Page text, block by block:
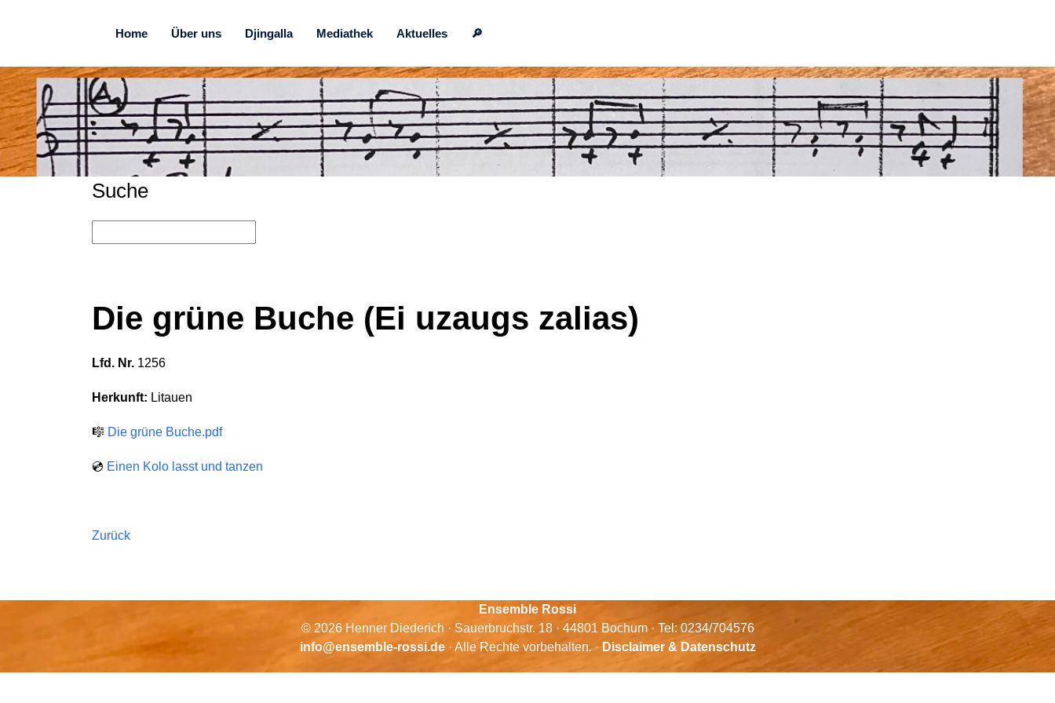
Home Über uns Djingalla Mediathek Aktuelles 🔎
Suche
Die grüne Buche (Ei uzaugs zalias)
Lfd. Nr. 1256
Herkunft: Litauen
🎼 Die grüne Buche.pdf
💿 Einen Kolo lasst und tanzen
Zurück
Ensemble Rossi
© 2026 Henner Diederich · Sauerbruchstr. 18 · 44801 Bochum · Tel: 0234/704576
info@ensemble-rossi.de· Alle Rechte vorbehalten. · Disclaimer & Datenschutz